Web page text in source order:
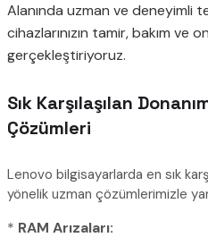
Alanında uzman ve deneyimli
cihazlarınızın tamir, bakım ve
gerçekleştiriyoruz.
Sık Karşılaşılan
Çözümleri
Lenovo bilgisayarlarda en sık
yönelik uzman çözümlerimizle
* RAM Arızaları: